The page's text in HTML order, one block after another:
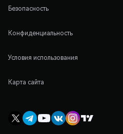
Безопасность
Конфиденциальность
Условия использования
Карта сайта